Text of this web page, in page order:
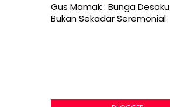
Gus Mamak : Bunga Desaku
Bukan Sekadar Seremonial